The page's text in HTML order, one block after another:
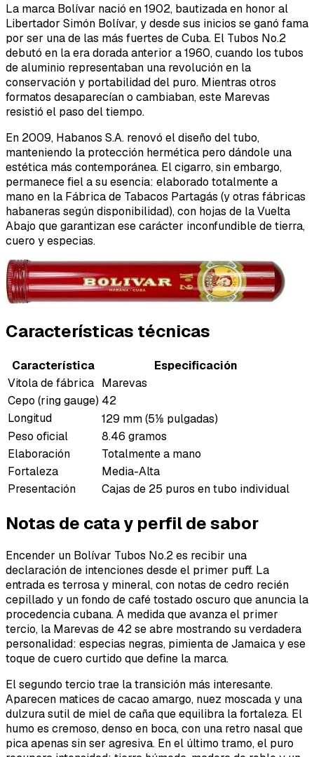
La marca Bolívar nació en 1902, bautizada en honor al
Libertador Simón Bolívar, y desde sus inicios se ganó fama
por ser una de las más fuertes de Cuba. El Tubos No.2
debutó en la era dorada anterior a 1960, cuando los tubos
de aluminio representaban una revolución en la
conservación y portabilidad del puro. Mientras otros
formatos desaparecían o cambiaban, este Marevas
resistió el paso del tiempo.
En 2009, Habanos S.A. renovó el diseño del tubo,
manteniendo la protección hermética pero dándole una
estética más contemporánea. El cigarro, sin embargo,
permanece fiel a su esencia: elaborado totalmente a
mano en la Fábrica de Tabacos Partagás (y otras fábricas
habaneras según disponibilidad), con hojas de la Vuelta
Abajo que garantizan ese carácter inconfundible de tierra,
cuero y especias.
Características técnicas
Característica
Especificación
Vitola de fábrica Marevas
Cepo (ring gauge) 42
Longitud
129 mm (5⅛ pulgadas)
Peso oficial
8.46 gramos
Elaboración
Totalmente a mano
Fortaleza
Media-Alta
Presentación
Cajas de 25 puros en tubo individual
Notas de cata y perfil de sabor
Encender un Bolívar Tubos No.2 es recibir una
declaración de intenciones desde el primer puff. La
entrada es terrosa y mineral, con notas de cedro recién
cepillado y un fondo de café tostado oscuro que anuncia la
procedencia cubana. A medida que avanza el primer
tercio, la Marevas de 42 se abre mostrando su verdadera
personalidad: especias negras, pimienta de Jamaica y ese
toque de cuero curtido que define la marca.
El segundo tercio trae la transición más interesante.
Aparecen matices de cacao amargo, nuez moscada y una
dulzura sutil de miel de caña que equilibra la fortaleza. El
humo es cremoso, denso en boca, con una retro nasal que
pica apenas sin ser agresiva. En el último tramo, el puro